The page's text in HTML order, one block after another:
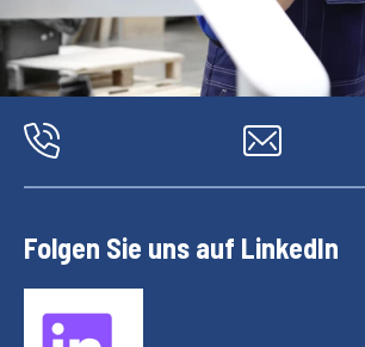
Folgen Sie uns auf LinkedIn